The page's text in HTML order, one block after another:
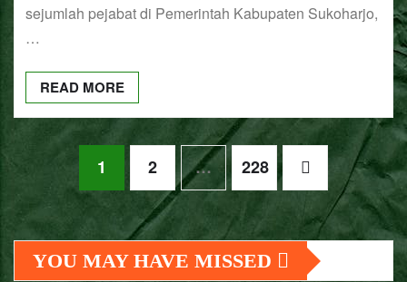
sejumlah pejabat di Pemerintah Kabupaten Sukoharjo,
…
READ MORE
Navigasi
pos
1 2 … 228
YOU MAY HAVE MISSED